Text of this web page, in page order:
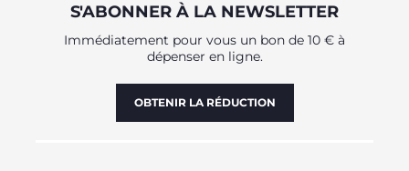
S'ABONNER À LA NEWSLETTER
Immédiatement pour vous un bon de 10 € à
dépenser en ligne.
OBTENIR LA RÉDUCTION